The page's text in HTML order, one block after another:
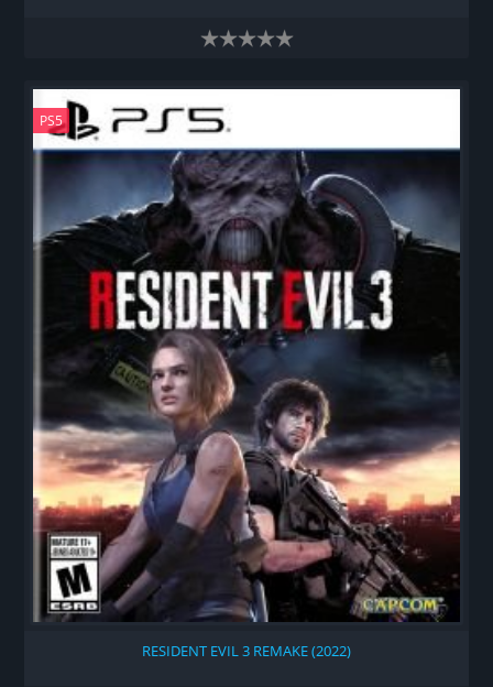
PS5
RESIDENT EVIL 3 REMAKE (2022)